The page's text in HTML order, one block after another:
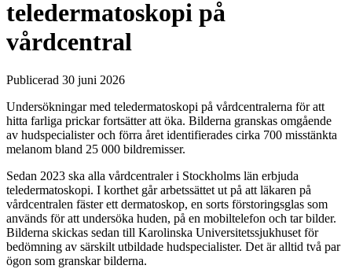
teledermatoskopi på
vårdcentral
Publicerad 30 juni 2026
Undersökningar med teledermatoskopi på vårdcentralerna för att
hitta farliga prickar fortsätter att öka. Bilderna granskas omgående
av hudspecialister och förra året identifierades cirka 700 misstänkta
melanom bland 25 000 bildremisser.
Sedan 2023 ska alla vårdcentraler i Stockholms län erbjuda
teledermatoskopi. I korthet går arbetssättet ut på att läkaren på
vårdcentralen fäster ett dermatoskop, en sorts förstoringsglas som
används för att undersöka huden, på en mobiltelefon och tar bilder.
Bilderna skickas sedan till Karolinska Universitetssjukhuset för
bedömning av särskilt utbildade hudspecialister. Det är alltid två par
ögon som granskar bilderna.